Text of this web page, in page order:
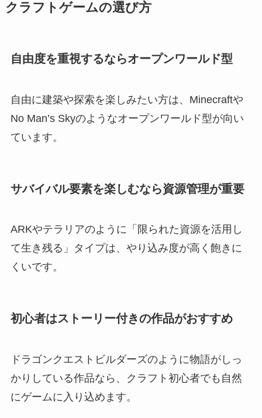
クラフトゲームの選び方
自由度を重視するならオープンワールド型
自由に建築や探索を楽しみたい方は、Minecraftや
No Man’s Skyのようなオープンワールド型が向い
ています。
サバイバル要素を楽しむなら資源管理が重要
ARKやテラリアのように「限られた資源を活用し
て生き残る」タイプは、やり込み度が高く飽きに
くいです。
初心者はストーリー付きの作品がおすすめ
ドラゴンクエストビルダーズのように物語がしっ
かりしている作品なら、クラフト初心者でも自然
にゲームに入り込めます。